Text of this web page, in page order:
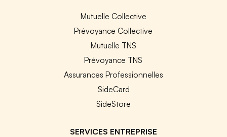
Mutuelle Collective
Prévoyance Collective
Mutuelle TNS
Prévoyance TNS
Assurances Professionnelles
SideCard
SideStore
SERVICES ENTREPRISE